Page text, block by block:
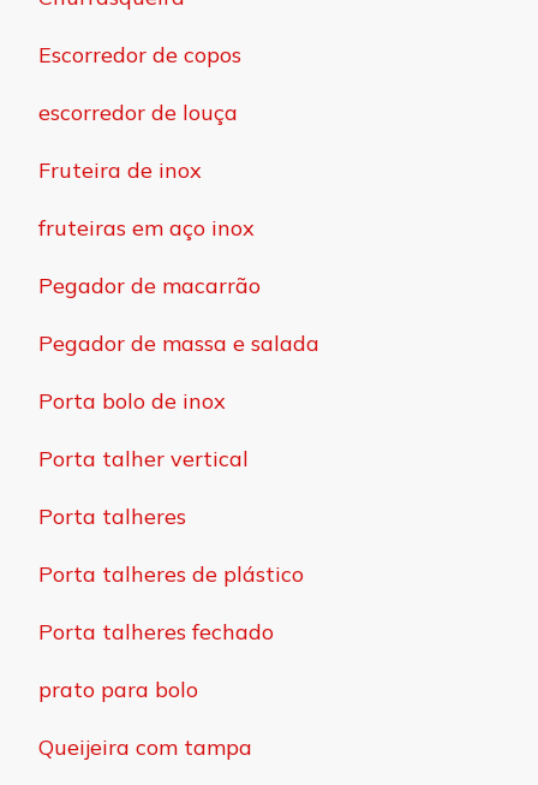
Escorredor de copos
escorredor de louça
Fruteira de inox
fruteiras em aço inox
Pegador de macarrão
Pegador de massa e salada
Porta bolo de inox
Porta talher vertical
Porta talheres
Porta talheres de plástico
Porta talheres fechado
prato para bolo
Queijeira com tampa